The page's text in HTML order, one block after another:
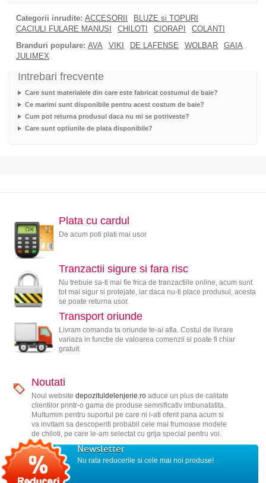
Categorii inrudite: ACCESORII
BLUZE si TOPURI
CACIULI FULARE MANUSI
CHILOTI CIORAPI
COLANTI
Branduri populare: AVA VIKI DE LAFENSE WOLBAR
GAIA
JULIMEX
Intrebari frecvente
Care sunt materialele din care este fabricat costumul de baie?
Ce marimi sunt disponibile pentru acest costum de baie?
Cum pot returna produsul daca nu mi se potriveste?
Care sunt optiunile de plata disponibile?
Plata cu cardul
De acum poti plati mai usor
Tranzactii sigure si fara risc
Nu trebuie sa-ti mai fie frica de tranzactiile online, acum sunt
tot mai sigur si protejate, iar daca nu-ti place produsul, acesta
se poate returna usor.
Transport oriunde
Livram comanda ta oriunde te-ai afla. Costul de livrare
variaza in functie de valoarea comenzii si poate fi chiar
gratuit.
Noutati
Noul website depozituldelenjerie.roaduce un plus de calitate
clientilor printr-o gama de produse semnificativ imbunatatita.
Multumim pentru suportul pe care ni l-ati oferit pana acum si
va invitam sa descoperiti probabil cele mai frumoase modele
de chiloti, pe care le-am selectat cu grija special pentru voi.
Newsletter
Nu rata reducerile si cele mai noi produse!